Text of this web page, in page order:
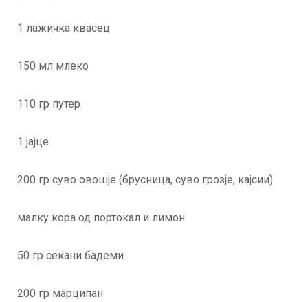
1 лажичка квасец
150 мл млеко
110 гр путер
1 јајце
200 гр суво овошје (брусница, суво грозје, кајсии)
малку кора од портокал и лимон
50 гр секани бадеми
200 гр марципан